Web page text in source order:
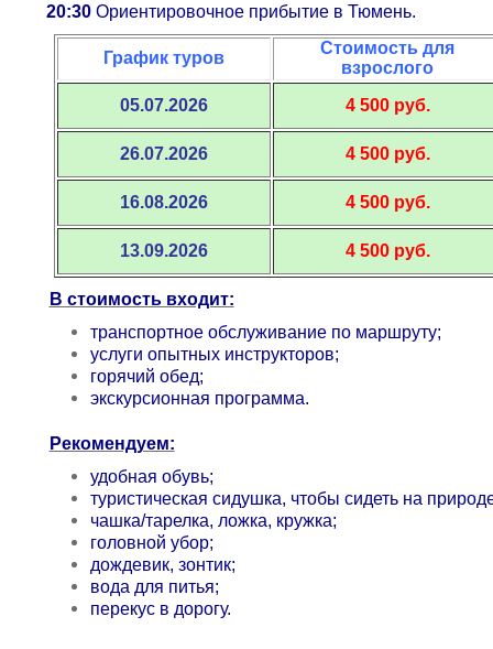
20:30 Ориентировочное прибытие в Тюмень.
График туров
Стоимость для
взрослого
05.07.2026
4 500 руб.
26.07.2026 4 500 руб.
16.08.2026 4 500 руб.
13.09.2026 4 500 руб.
В стоимость входит:
транспортное обслуживание по маршруту;
услуги опытных инструкторов;
горячий обед;
экскурсионная программа.
Рекомендуем:
удобная обувь;
туристическая сидушка, чтобы сидеть на
чашка/тарелка, ложка, кружка;
головной убор;
дождевик, зонтик;
вода для питья;
перекус в дорогу.